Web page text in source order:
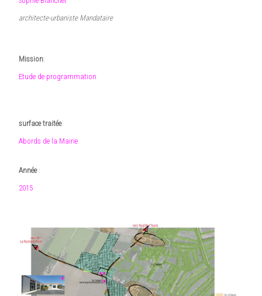
architecte-urbaniste Mandataire
Mission:
Etude de programmation
surface traitée:
Abords de la Mairie
Année :
2015